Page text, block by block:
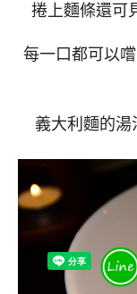
捲上麵條還可
每一口都可以
義大利麵的湯